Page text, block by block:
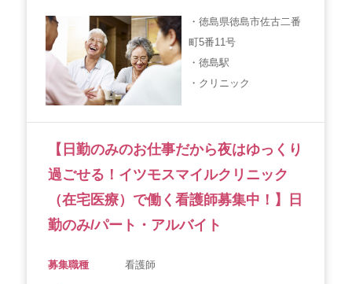
・徳島県徳島市佐古二番
町5番11号
・徳島駅
・クリニック
【日勤のみのお仕事だから夜はゆっくり
過ごせる！イツモスマイルクリニック
（在宅医療）で働く看護師募集中！】日
勤のみ/パート・アルバイト
募集職種 看護師